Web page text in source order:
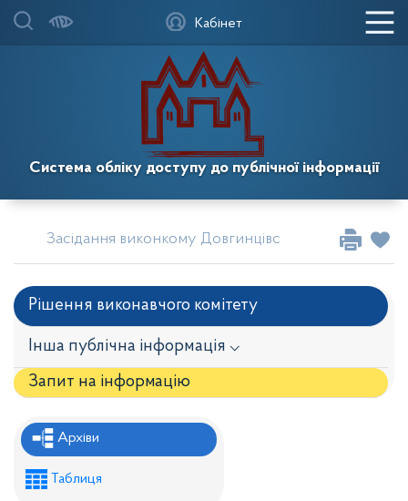
Система обліку доступу до публічної інформації
Кабінет
Засідання виконкому Довгинцівської районної в
Рішення виконавчого комітету
Інша публічна інформація ⌵
Запит на iнформацію
Рішення районної ради
Рішення виконавчого комітету
Розпорядження районного голови
Архіви
Таблиця